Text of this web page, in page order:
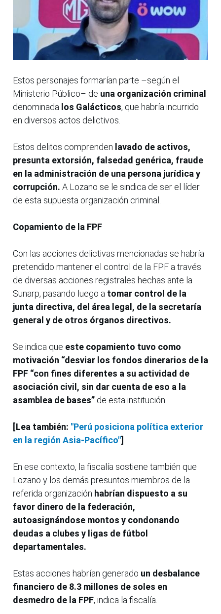
Estos personajes formarían parte –según el
Ministerio Público– de una organización criminal
denominada los Galácticos, que habría incurrido
en diversos actos delictivos.
Estos delitos comprenden lavado de activos,
presunta extorsión, falsedad genérica, fraude
en la administración de una persona jurídica y
corrupción. A Lozano se le sindica de ser el líder
de esta supuesta organización criminal.
Copamiento de la FPF
Con las acciones delictivas mencionadas se habría
pretendido mantener el control de la FPF a través
de diversas acciones registrales hechas ante la
Sunarp, pasando luego a tomar control de la
junta directiva, del área legal, de la secretaría
general y de otros órganos directivos.
Se indica que este copamiento tuvo como
motivación “desviar los fondos dinerarios de la
FPF “con fines diferentes a su actividad de
asociación civil, sin dar cuenta de eso a la
asamblea de bases” de esta institución.
[Lea también: "Perú posiciona política exterior
en la región Asia-Pacífico"]
En ese contexto, la fiscalía sostiene también que
Lozano y los demás presuntos miembros de la
referida organización habrían dispuesto a su
favor dinero de la federación,
autoasignándose montos y condonando
deudas a clubes y ligas de fútbol
departamentales.
Estas acciones habrían generado un desbalance
financiero de 8.3 millones de soles en
desmedro de la FPF, indica la fiscalía.